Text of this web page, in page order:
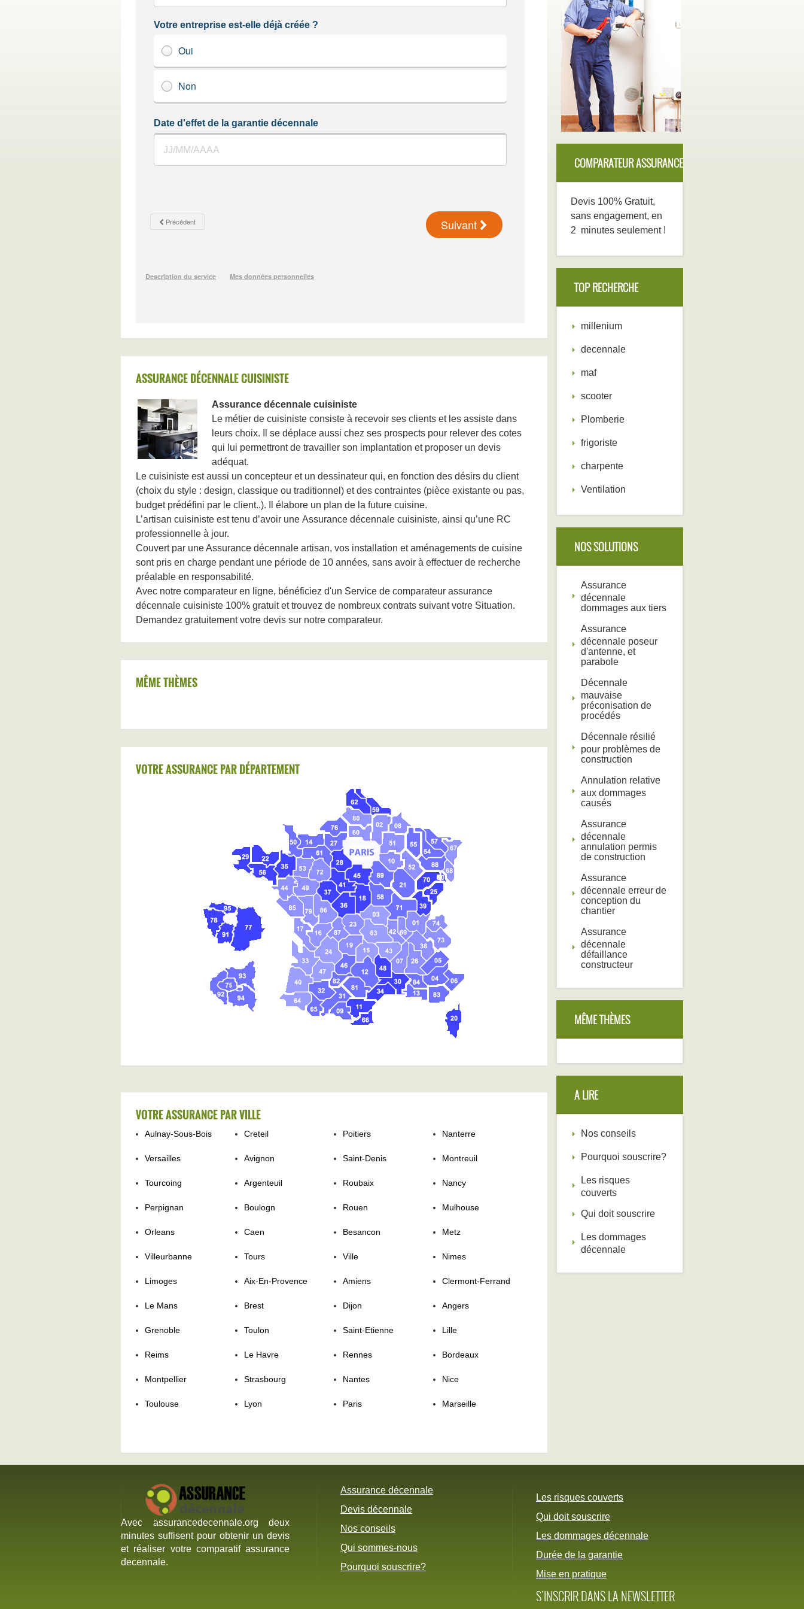
ASSURANCE DÉCENNALE CUISINISTE
Assurance décennale cuisiniste
Le métier de cuisiniste consiste à recevoir ses clients et les assiste dans
leurs choix. Il se déplace aussi chez ses prospects pour relever des cotes
qui lui permettront de travailler son implantation et proposer un devis
adéquat.
Le cuisiniste est aussi un concepteur et un dessinateur qui, en fonction des désirs du client
(choix du style : design, classique ou traditionnel) et des contraintes (pièce existante ou pas,
budget prédéfini par le client..). Il élabore un plan de la future cuisine.
L’artisan cuisiniste est tenu d’avoir une Assurance décennale cuisiniste, ainsi qu’une RC
professionnelle à jour.
Couvert par une Assurance décennale artisan, vos installation et aménagements de cuisine
sont pris en charge pendant une période de 10 années, sans avoir à effectuer de recherche
préalable en responsabilité.
Avec notre comparateur en ligne, bénéficiez d'un Service de comparateur assurance
décennale cuisiniste 100% gratuit et trouvez de nombreux contrats suivant votre Situation.
Demandez gratuitement votre devis sur notre comparateur.
MÊME THÈMES
VOTRE ASSURANCE PAR DÉPARTEMENT
VOTRE ASSURANCE PAR VILLE
Aulnay-Sous-Bois Creteil Poitiers Nanterre
Versailles Avignon Saint-Denis Montreuil
Tourcoing Argenteuil Roubaix Nancy
Perpignan Boulogn Rouen Mulhouse
Orleans Caen Besancon Metz
Villeurbanne Tours Ville Nimes
Limoges Aix-En-Provence Amiens Clermont-Ferrand
Le Mans Brest Dijon Angers
Grenoble Toulon Saint-Etienne Lille
Reims Le Havre Rennes Bordeaux
Montpellier Strasbourg Nantes Nice
Toulouse Lyon Paris Marseille
COMPARATEUR ASSURANCE
DECENNALE
Devis 100% Gratuit,
sans engagement, en
2 minutes seulement !
TOP RECHERCHE
millenium
decennale
maf
scooter
Plomberie
frigoriste
charpente
Ventilation
NOS SOLUTIONS
Assurance
décennale
dommages aux tiers
Assurance
décennale poseur
d'antenne, et
parabole
Décennale
mauvaise
préconisation de
procédés
Décennale résilié
pour problèmes de
construction
Annulation relative
aux dommages
causés
Assurance
décennale
annulation permis
de construction
Assurance
décennale erreur de
conception du
chantier
Assurance
décennale
défaillance
constructeur
MÊME THÈMES
A LIRE
Nos conseils
Pourquoi souscrire?
Les risques
couverts
Qui doit souscrire
Les dommages
décennale
Avec assurancedecennale.org deux
minutes suffisent pour obtenir un devis
et réaliser votre comparatif assurance
decennale.
Assurance décennale
Devis décennale
Nos conseils
Qui sommes-nous
Pourquoi souscrire?
Les risques couverts
Qui doit souscrire
Les dommages décennale
Durée de la garantie
Mise en pratique
S'INSCRIR DANS LA NEWSLETTER